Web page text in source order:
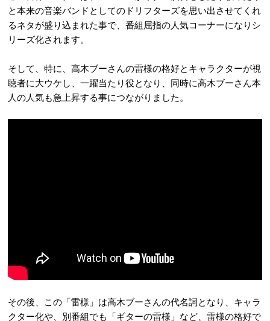
と本来の音楽バンドとしてのドリフターズを思い出させてくれ
るネタが盛り込まれた事で、番組屈指の人気コーナーになりシ
リーズ化されます。
そして、特に、高木ブーさんの雷様の格好とキャラクターが視
聴者に大ウケし、一躍当たり役となり、同時に高木ブーさん本
人の人気も急上昇する事につながりました。
その後、この「雷様」は高木ブーさんの代名詞となり、キャラ
クター化や、別番組でも「ギターの雷様」など、雷様の格好で